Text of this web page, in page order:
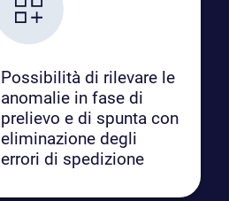
Possibilità di rilevare le
anomalie in fase di
prelievo e di spunta con
eliminazione degli
errori di spedizione